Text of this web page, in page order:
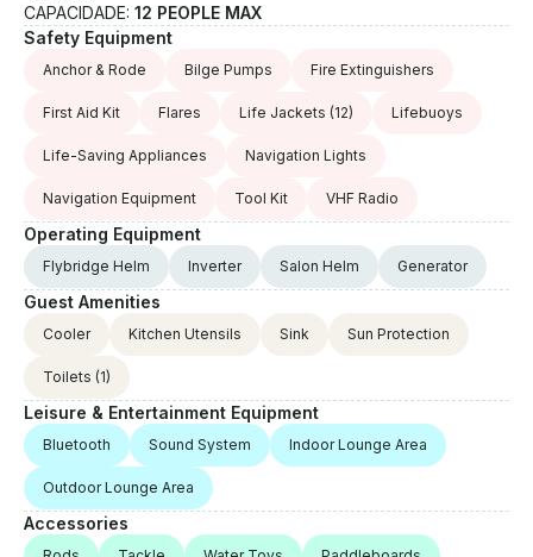
CAPACIDADE: 12 PEOPLE MAX
Safety Equipment
Anchor & Rode Bilge Pumps Fire Extinguishers
First Aid Kit Flares Life Jackets (12) Lifebuoys
Life-Saving Appliances Navigation Lights
Navigation Equipment Tool Kit VHF Radio
Operating Equipment
Flybridge Helm Inverter Salon Helm Generator
Guest Amenities
Cooler Kitchen Utensils Sink Sun Protection
Toilets (1)
Leisure & Entertainment Equipment
Bluetooth Sound System Indoor Lounge Area
Outdoor Lounge Area
Accessories